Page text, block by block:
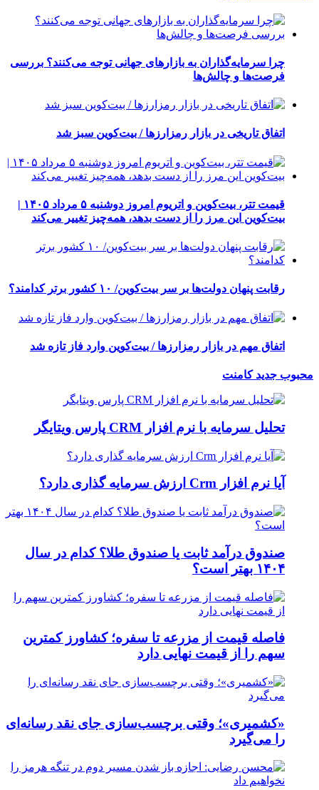
چرا سرمایه‌گذاران به بازارهای جهانی توجه می‌کنند؟ بررسی
فرصت‌ها و چالش‌ها
اتفاق تاریخی در بازار رمزارزها / بیت‌کوین سبز شد
قیمت تتر، بیت‌کوین و اتریوم امروز دوشنبه ۵ مرداد ۱۴۰۵ |
بیت‌کوین این مرز را از دست بدهد، همه‌چیز تغییر می‌کند
رقابت پنهان دولت‌ها بر سر بیت‌کوین/ ۱۰ کشور برتر کدامند؟
اتفاق مهم در بازار رمزارزها / بیت‌کوین وارد فاز تازه شد
محبوب جدیدکامنت
تحلیل سرمایه با نرم افزار CRM پارس ویتایگر
آیا نرم افزار Crm ارزش سرمایه گذاری دارد؟
صندوق درآمد ثابت یا صندوق طلا؟ کدام در سال
۱۴۰۴ بهتر است؟
فاصله قیمت از مزرعه تا سفره؛ کشاورز کمترین
سهم را از قیمت نهایی دارد
«کشمیری»؛ وقتی برچسب‌سازی جای نقد رسانه‌ای
را می‌گیرد